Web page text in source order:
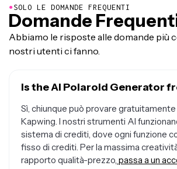
●SOLO LE DOMANDE FREQUENTI
Domande
Abbiamo le risposte alle domande più
nostri utenti ci fanno.
Is the AI Polaroid Generator
Sì, chiunque può provare
Kapwing. I nostri strumenti AI
sistema di crediti, dove ogni funzione
fisso di crediti. Per la massima
rapporto qualità-prezzo, passa a un